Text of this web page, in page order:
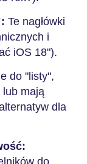
Te nagłówki
i
iOS 18").
do "listy",
lub mają
dla
do